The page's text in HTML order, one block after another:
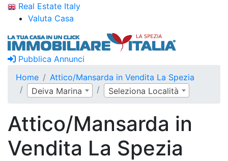
Real Estate Italy
Valuta Casa
Pubblica Annunci
Home
Attico/Mansarda in Vendita La Spezia
Deiva Marina
Seleziona Località
Attico/Mansarda in
Vendita La Spezia